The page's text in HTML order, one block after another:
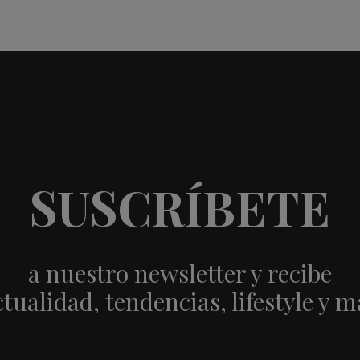
SUSCRÍBETE
a nuestro newsletter y recibe
tendencias, lifestyle y